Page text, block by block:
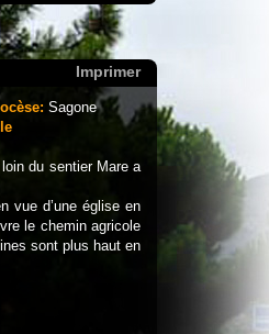
Imprimer
Sagone
du sentier Mare a
vue d’une église en
le chemin agricole
sont plus haut en